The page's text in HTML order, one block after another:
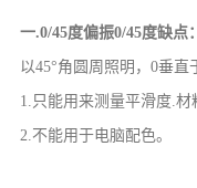
一.0/45度偏振0/45度缺点：
以45°角圆周照明，0垂直
1.只能用来测量平滑度.材
2.不能用于电脑配色。